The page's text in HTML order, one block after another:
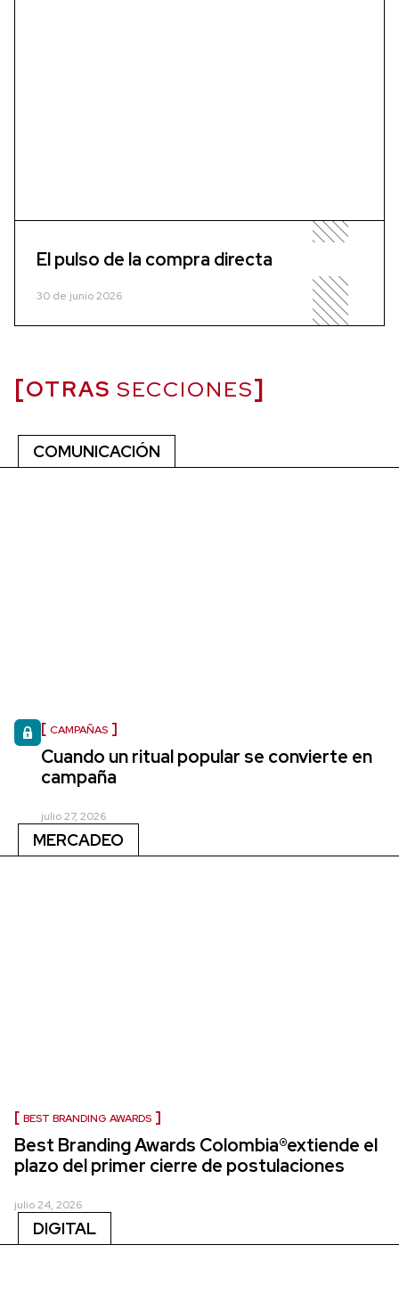
El pulso de la compra directa
30 de junio 2026
OTRAS SECCIONES
COMUNICACIÓN
CAMPAÑAS
Cuando un ritual popular se convierte en
campaña
julio 27, 2026
MERCADEO
BEST BRANDING AWARDS
Best Branding Awards Colombia®extiende el
plazo del primer cierre de postulaciones
julio 24, 2026
DIGITAL